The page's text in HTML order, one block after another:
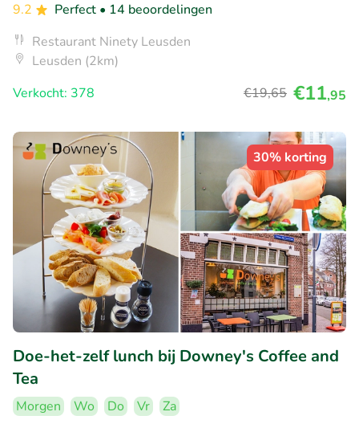
9.2
Perfect • 14 beoordelingen
Restaurant Ninety Leusden
Leusden (2km)
Verkocht: 378
€19,65 €11,95
30% korting
Doe-het-zelf lunch bij Downey's Coffee and
Tea
Morgen Wo Do Vr
Za